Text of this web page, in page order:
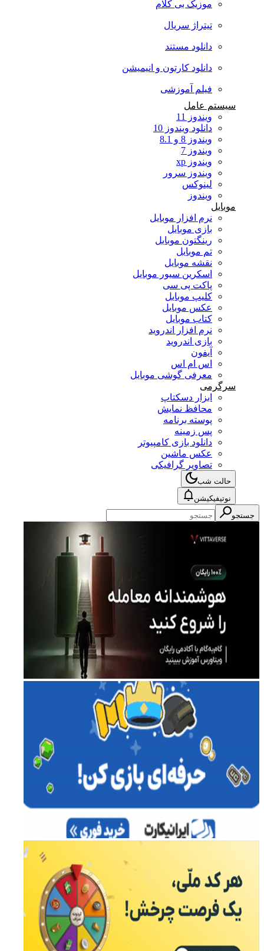
موزیک بی کلام
تیتراژ سریال
دانلود مستند
دانلود کارتون و انیمیشن
فیلم آموزشی
سیستم عامل
ویندوز 11
دانلود ویندوز 10
ویندوز 8 و 8.1
ویندوز 7
ویندوز xp
ویندوز سرور
لینوکس
ویندوز
موبایل
نرم افزار موبایل
بازی موبایل
رینگتون موبایل
تم موبایل
نقشه موبایل
اسکرین سیور موبایل
پاکت پی سی
کلیپ موبایل
عکس موبایل
کتاب موبایل
نرم افزار اندروید
بازی اندروید
آیفون
اس ام اس
معرفی گوشی موبایل
سرگرمی
ابزار دسکتاپ
محافظ نمایش
پوسته برنامه
پس زمینه
دانلود بازی کامپیوتر
عکس ماشین
تصاویر گرافیکی
حالت شب
نوتیفیکیشن
جستجو